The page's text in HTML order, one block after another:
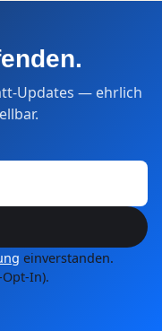
Updates — ehrlich
einverstanden.
In).